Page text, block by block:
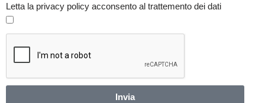
Letta la privacy policy acconsento al trattemento dei dati
Invia